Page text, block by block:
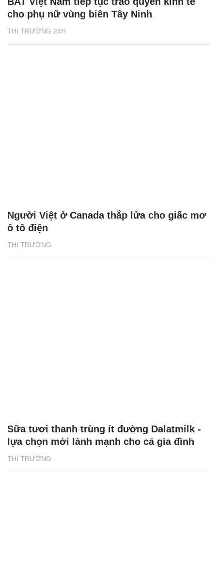
THỊ TRƯỜNG 24H
cho phụ nữ vùng biên Tây Ninh
THỊ TRƯỜNG
Người Việt ở Canada thắp lửa cho giấc mơ
ô tô điện
THỊ TRƯỜNG
Sữa tươi thanh trùng ít đường Dalatmilk -
lựa chọn mới lành mạnh cho cả gia đình